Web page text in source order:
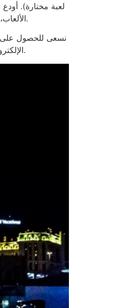
الألعاب، والتعرف على كيفية عمل كل شيء – مع الحفاظ على مخاطر الديون منخفضة. هذا الخيار مثالي إذا كنت لاعبًا عاديًا أو ترغب فقط في تجربة كازينو مختلف.
نسعى للحصول على
الإلكترونية ومكافآت عدم الإيداع تحليلًا دقيقًا ومتعمقًا. تتيح هذه المواقع للأشخاص المؤهلين فرصة التحدث عن مخاطر الإيداع داخل اللعبة بعد استيفاء بعض المعايير.